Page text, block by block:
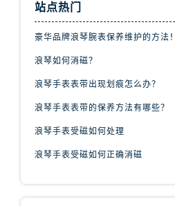
站点热门
豪华品牌浪琴腕表保养维护的方法！
浪琴如何消磁？
浪琴手表表带出现划痕怎么办？
浪琴手表表带的保养方法有哪些？
浪琴手表受磁如何处理
浪琴手表受磁如何正确消磁